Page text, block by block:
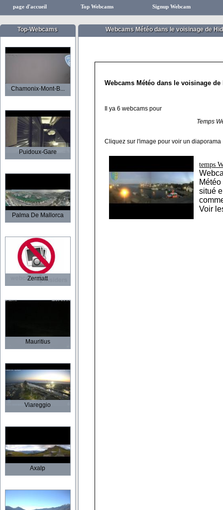
page d'accueil Top Webcams Signup Webcam
Top-Webcams
Chamonix-Mont-B...
Puidoux-Gare
Palma De Mallorca
Zermatt
Mauritius
Viareggio
Axalp
Webcams Météo dans le voisinage de
Webcams Météo dans le voisinage de
Il ya 6 webcams pour
Temps
Cliquez sur l'image pour voir un diaporama
temps
situé
Voir